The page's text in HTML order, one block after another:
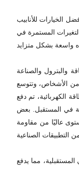
الخيارات للأنابيب
المستمرة في
والبترول والصناعة
من الأشخاص، وتتوسع
الكهربائية، تم دفع
في المستقبل. بعض
الأوستنيتي مثل 304 و316، والفولاذ المقاوم للصدأ المزدوج مثل 2205. توفر هذه المواد مستوى عاليًا من مقاومة
مما يدفع